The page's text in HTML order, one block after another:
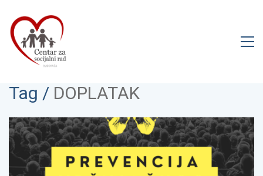
Tag / DOPLATAK